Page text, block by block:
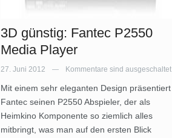
3D günstig: Fantec P2550
Media Player
27. Juni 2012 — Kommentare sind ausgeschaltet
Mit einem sehr eleganten Design präsentiert
Fantec seinen P2550 Abspieler, der als
Heimkino Komponente so ziemlich alles
mitbringt, was man auf den ersten Blick